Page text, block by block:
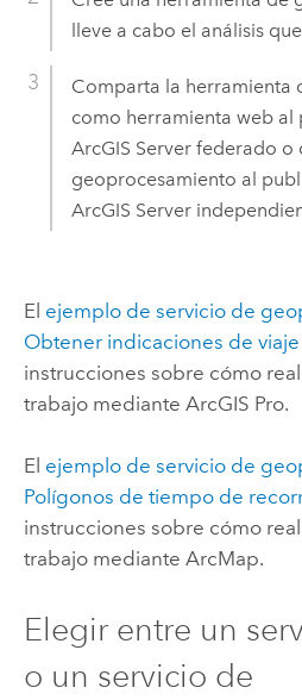
lleve a cabo el análisis
Comparta la herramienta
como herramienta web al
ArcGIS Serverfederado o
geoprocesamiento al
ArcGIS Server
El ejemplo de servicio de
Obtener indicaciones de viaje
instrucciones sobre cómo
trabajo mediante ArcGIS Pro.
El ejemplo de servicio de
Polígonos de tiempo de
instrucciones sobre cómo
trabajo mediante ArcMap.
Elegir entre un
o un servicio de